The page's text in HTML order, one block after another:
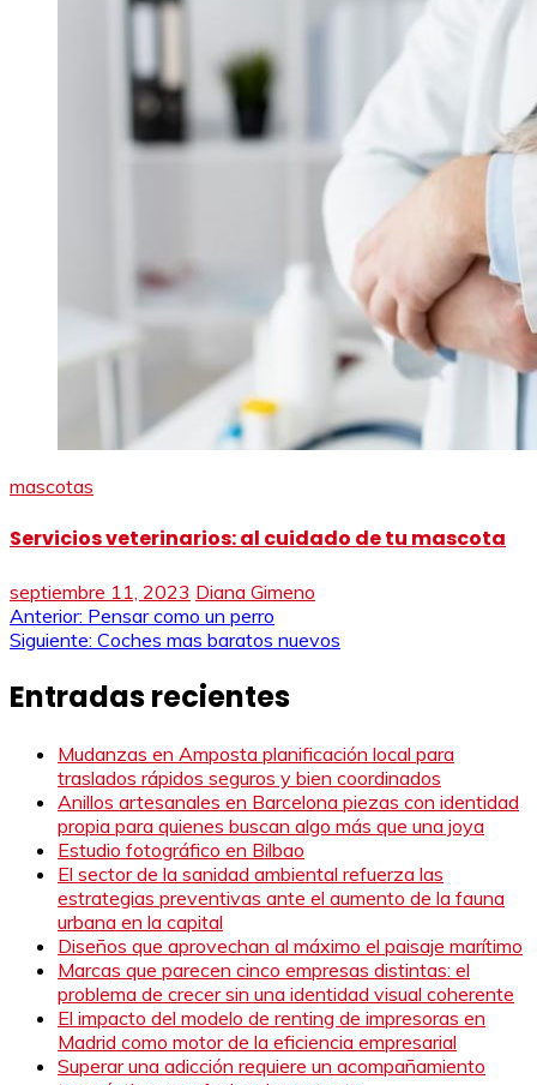
mascotas
Servicios veterinarios: al cuidado de tu mascota
septiembre 11, 2023 Diana Gimeno
Navegación
entradas
Anterior: Pensar como un perro
Siguiente: Coches mas baratos nuevos
Entradas recientes
Mudanzas en Amposta planificación local para
traslados rápidos seguros y bien coordinados
Anillos artesanales en Barcelona piezas con identidad
propia para quienes buscan algo más que una joya
Estudio fotográfico en Bilbao
El sector de la sanidad ambiental refuerza las
estrategias preventivas ante el aumento de la fauna
urbana en la capital
Diseños que aprovechan al máximo el paisaje marítimo
Marcas que parecen cinco empresas distintas: el
problema de crecer sin una identidad visual coherente
El impacto del modelo de renting de impresoras en
Madrid como motor de la eficiencia empresarial
Superar una adicción requiere un acompañamiento